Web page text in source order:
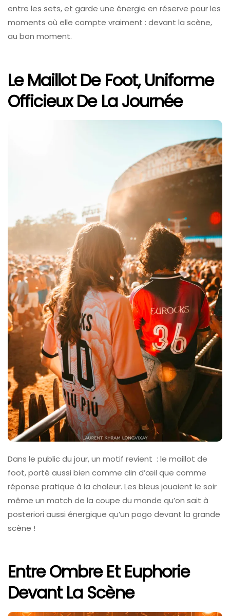
entre les sets, et garde une énergie en réserve pour les
moments où elle compte vraiment : devant la scène,
au bon moment.
Le Maillot De Foot, Uniforme
Officieux De La Journée
Dans le public du jour, un motif revient : le maillot de
foot, porté aussi bien comme clin d’œil que comme
réponse pratique à la chaleur. Les bleus jouaient le soir
même un match de la coupe du monde qu’on sait à
posteriori aussi énergique qu’un pogo devant la grande
scène !
Entre Ombre Et Euphorie
Devant La Scène